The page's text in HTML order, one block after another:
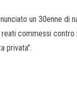
un 30enne di
commessi
privata”.